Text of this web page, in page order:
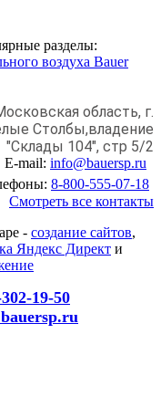
разделы:
воздуха Bauer
область, г.
Столбы,владение
"Склады 104", стр 5/2
E-mail: info@bauersp.ru
8-800-555-07-18
Смотреть все контакты
- создание сайтов,
Яндекс Директ и
19-50